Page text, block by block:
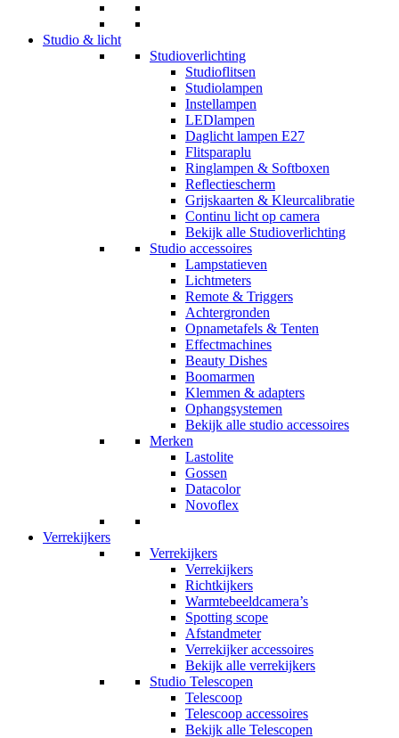
Studio & licht
Studioverlichting
Studioflitsen
Studiolampen
Instellampen
LEDlampen
Daglicht lampen E27
Flitsparaplu
Ringlampen & Softboxen
Reflectiescherm
Grijskaarten & Kleurcalibratie
Continu licht op camera
Bekijk alle Studioverlichting
Studio accessoires
Lampstatieven
Lichtmeters
Remote & Triggers
Achtergronden
Opnametafels & Tenten
Effectmachines
Beauty Dishes
Boomarmen
Klemmen & adapters
Ophangsystemen
Bekijk alle studio accessoires
Merken
Lastolite
Gossen
Datacolor
Novoflex
Verrekijkers
Verrekijkers
Verrekijkers
Richtkijkers
Warmtebeeldcamera’s
Spotting scope
Afstandmeter
Verrekijker accessoires
Bekijk alle verrekijkers
Studio Telescopen
Telescoop
Telescoop accessoires
Bekijk alle Telescopen